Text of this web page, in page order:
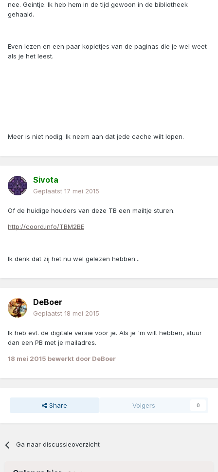
nee. Geintje. Ik heb hem in de tijd gewoon in de bibliotheek
gehaald.
Even lezen en een paar kopietjes van de paginas die je wel weet
als je het leest.
Meer is niet nodig. Ik neem aan dat jede cache wilt lopen.
Sivota
Geplaatst 17 mei 2015
Of de huidige houders van deze TB een mailtje sturen.
http://coord.info/TBM2BE
Ik denk dat zij het nu wel gelezen hebben...
DeBoer
Geplaatst 18 mei 2015
Ik heb evt. de digitale versie voor je. Als je 'm wilt hebben, stuur
dan een PB met je mailadres.
18 mei 2015 bewerkt door DeBoer
Share Volgers 0
Ga naar discussieoverzicht